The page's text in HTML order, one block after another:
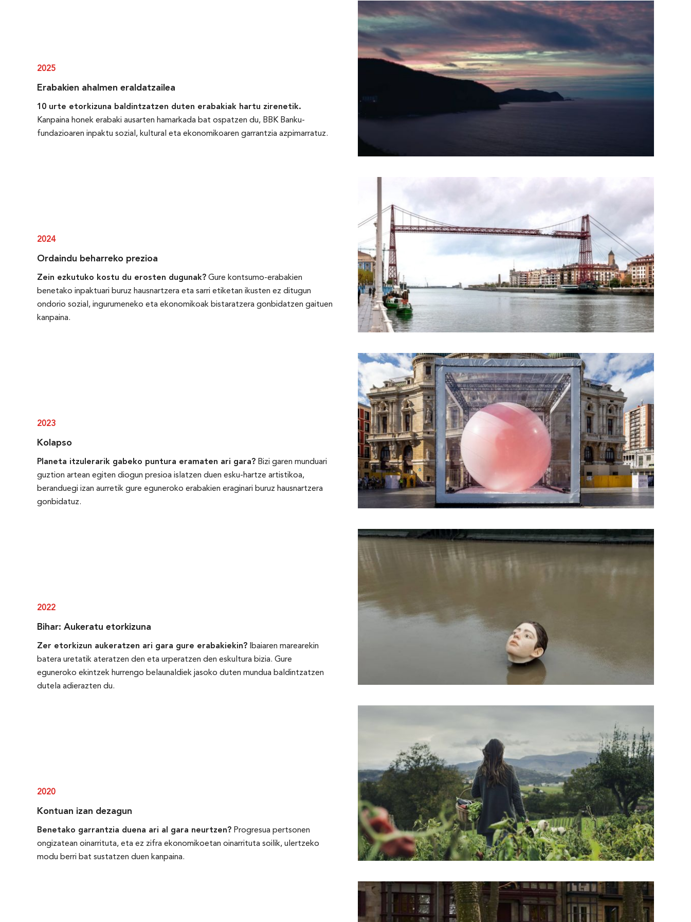
2025
Erabakien ahalmen eraldatzailea
10 urte etorkizuna baldintzatzen duten erabakiak hartu zirenetik.
Kanpaina honek erabaki ausarten hamarkada bat ospatzen du, BBK Banku-
fundazioaren inpaktu sozial, kultural eta ekonomikoaren garrantzia azpimarratuz.
2024
Ordaindu beharreko prezioa
Zein ezkutuko kostu du erosten dugunak?Gure kontsumo-erabakien
benetako inpaktuari buruz hausnartzera eta sarri etiketan ikusten ez ditugun
ondorio sozial, ingurumeneko eta ekonomikoak bistaratzera gonbidatzen gaituen
kanpaina.
2023
Kolapso
Planeta itzulerarik gabeko puntura eramaten ari gara?Bizi garen munduari
guztion artean egiten diogun presioa islatzen duen esku-hartze artistikoa,
beranduegi izan aurretik gure eguneroko erabakien eraginari buruz hausnartzera
gonbidatuz.
2022
Bihar: Aukeratu etorkizuna
Zer etorkizun aukeratzen ari gara gure erabakiekin?Ibaiaren marearekin
batera uretatik ateratzen den eta urperatzen den eskultura bizia. Gure
eguneroko ekintzek hurrengo belaunaldiek jasoko duten mundua baldintzatzen
dutela adierazten du.
2020
Kontuan izan dezagun
Benetako garrantzia duena ari al gara neurtzen?Progresua pertsonen
ongizatean oinarrituta, eta ez zifra ekonomikoetan oinarrituta soilik, ulertzeko
modu berri bat sustatzen duen kanpaina.